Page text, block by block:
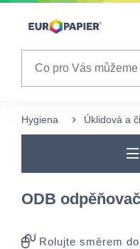
Table Of Content
Hygiena Úklidová a
ODB
Rolujte směrem